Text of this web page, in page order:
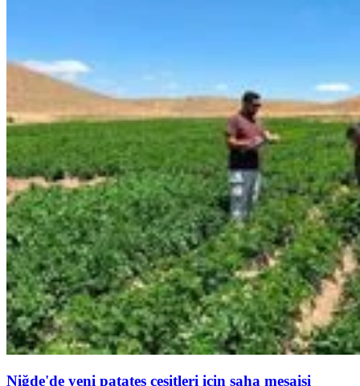
Niğde'de yeni patates çeşitleri için saha mesaisi